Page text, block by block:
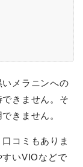
メラニンへの
きません。そ
きません。
コミもありま
いVIOなどで